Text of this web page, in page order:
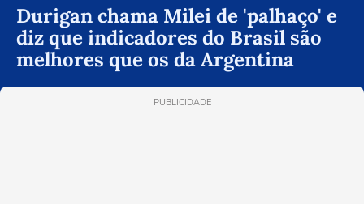
Durigan chama Milei de 'palhaço' e
diz que indicadores do Brasil são
melhores que os da Argentina
PUBLICIDADE